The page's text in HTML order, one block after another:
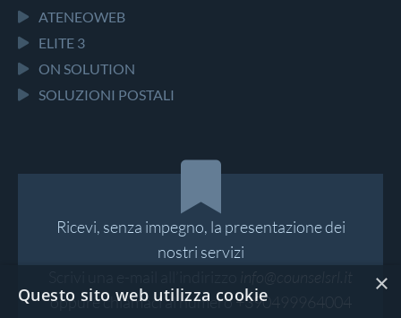
ATENEOWEB
ELITE 3
ON SOLUTION
SOLUZIONI POSTALI
Ricevi, senza impegno, la presentazione dei
nostri servizi
oppure chiamaci al numero+390499964004
×
Questo sito web utilizza cookie